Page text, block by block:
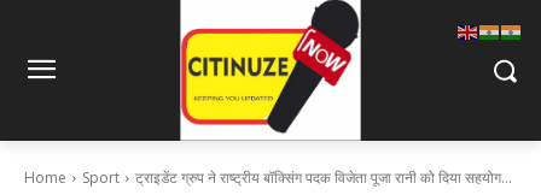
Home Sport ट्राइडेंट ग्रुप ने राष्ट्रीय बॉक्सिंग पदक विजेता पूजा रानी को दिया सहयोग...